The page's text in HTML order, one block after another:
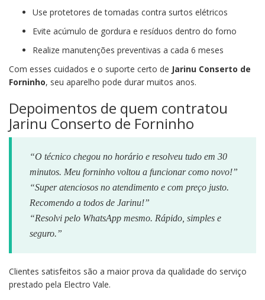
Use protetores de tomadas contra surtos elétricos
Evite acúmulo de gordura e resíduos dentro do forno
Realize manutenções preventivas a cada 6 meses
Com esses cuidados e o suporte certo de Jarinu Conserto de
Forninho, seu aparelho pode durar muitos anos.
Depoimentos de quem contratou
Jarinu Conserto de Forninho
“O técnico chegou no horário e resolveu tudo em 30
minutos. Meu forninho voltou a funcionar como novo!”
“Super atenciosos no atendimento e com preço justo.
Recomendo a todos de Jarinu!”
“Resolvi pelo WhatsApp mesmo. Rápido, simples e
seguro.”
Clientes satisfeitos são a maior prova da qualidade do serviço
prestado pela Electro Vale.